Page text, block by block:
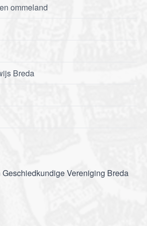
ommeland
Breda
Geschiedkundige Vereniging Breda